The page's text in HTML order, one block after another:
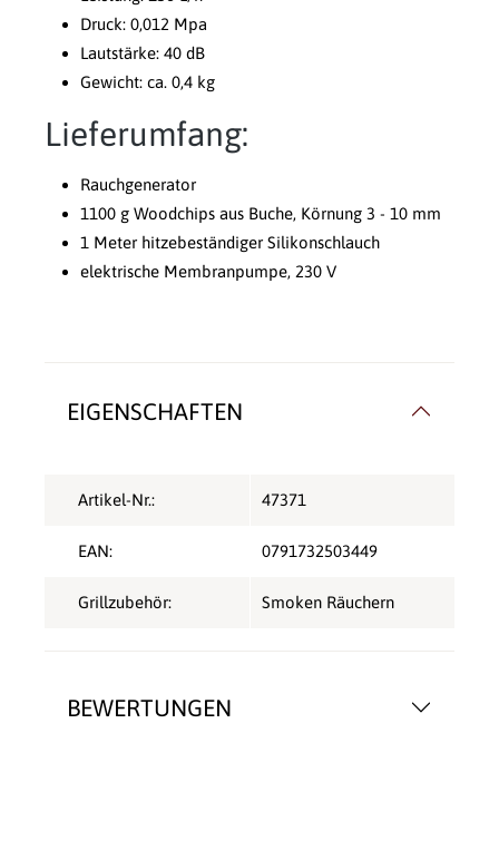
Druck: 0,012 Mpa
Lautstärke: 40 dB
Gewicht: ca. 0,4 kg
Lieferumfang:
Rauchgenerator
1100 g Woodchips aus Buche, Körnung 3 - 10 mm
1 Meter hitzebeständiger Silikonschlauch
elektrische Membranpumpe, 230 V
BEWERTUNGEN
EIGENSCHAFTEN
Artikel-Nr.: 47371
EAN: 0791732503449
Grillzubehör: Smoken Räuchern